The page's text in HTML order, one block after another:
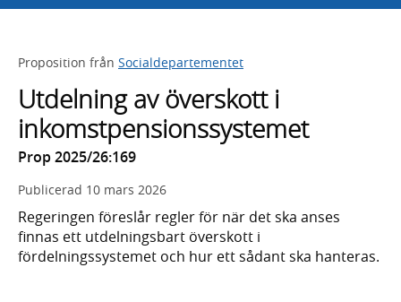
Proposition från Socialdepartementet
Utdelning av överskott i
inkomstpensionssystemet
Prop 2025/26:169
Publicerad 10 mars 2026
Regeringen föreslår regler för när det ska anses
finnas ett utdelningsbart överskott i
fördelningssystemet och hur ett sådant ska hanteras.